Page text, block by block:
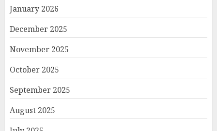
January 2026
December 2025
November 2025
October 2025
September 2025
August 2025